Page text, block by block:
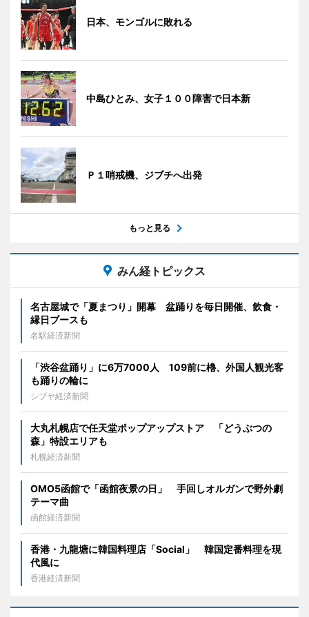
日本、モンゴルに敗れる
中島ひとみ、女子１００障害で日本新
Ｐ１哨戒機、ジブチへ出発
もっと見る
みん経トピックス
名古屋城で「夏まつり」開幕 盆踊りを毎日開催、飲食・
縁日ブースも
名駅経済新聞
「渋谷盆踊り」に6万7000人 109前に櫓、外国人観光客
も踊りの輪に
シブヤ経済新聞
大丸札幌店で任天堂ポップアップストア 「どうぶつの
森」特設エリアも
札幌経済新聞
OMO5函館で「函館夜景の日」 手回しオルガンで野外劇
テーマ曲
函館経済新聞
香港・九龍塘に韓国料理店「Social」 韓国定番料理を現
代風に
香港経済新聞